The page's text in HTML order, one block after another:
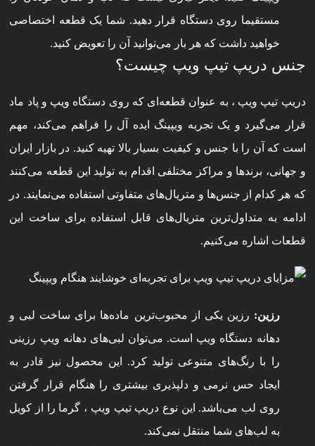
مستقیما روی دستگاه قرار دهید. شما یک قطعه اختصاصی
خواهید داشت که هر بار می‌توانید آن را تعویض کنید.
جنس دریپ تیپ ویپ چیست؟
دریپ تیپ ویپ ، به عنوان قطعه‌ای که روی دستگاه ویپ و پاد ماد
قرار می‌گیرد و یک تجربه ویپینگ ایده آل را فراهم می‌کند، مهم
است که آن را با جنس و کیفیت بسیار بالا تهیه کنید. در بازار ایران
و جهانی، برندها و مراکز مختلفی اقدام به تولید این قطعه می‌کنند
که هر کدام از جنس‌ها و متریال‌های متفاوتی استفاده می‌نمایند. در
ادامه به متداول‌ترین متریال‌های قابل استفاده برای ساخت این
قطعات اشاره می‌کنیم.
رزین: رزین یکی از محبوب‌ترین ماده‌ها برای ساخت لبی و
دهانه دستگاه ویپ است. می‌توان لبی‌های دهانه ویپ رزینی
را با رنگ‌های متنوعی تولید کرد. این محصول نیز قادر به
ایجاد حس نرمی و دلپذیری بیشتری را هنگام قرار گرفتن
روی لب می‌باشد. این نوع دریپ تیپ ویپ ، گرما را از کویل
به لب‌های شما منتقل نمی‌کند.